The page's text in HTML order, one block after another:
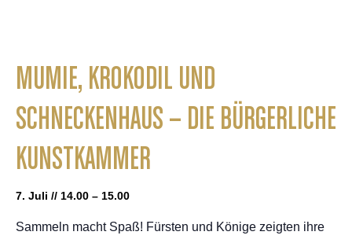
MUMIE, KROKODIL UND
SCHNECKENHAUS – DIE BÜRGERLICHE
KUNSTKAMMER
7. Juli // 14.00 – 15.00
Sammeln macht Spaß! Fürsten und Könige zeigten ihre